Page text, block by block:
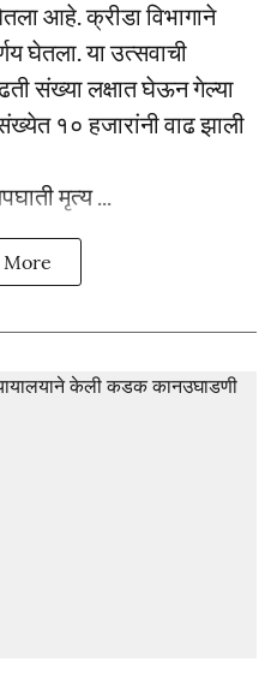
आहे. क्रीडा विभागाने
घेतला. या उत्सवाची
संख्या लक्षात घेऊन गेल्या
संख्येत १० हजारांनी वाढ झाली
मृत्य ...
More